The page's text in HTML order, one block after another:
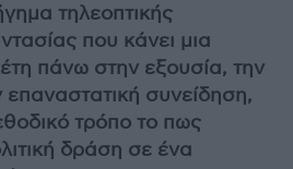
τηλεοπτικής
που κάνει μια
πάνω στην εξουσία, την
επαναστατική συνείδηση,
τρόπο το πως
δράση σε ένα